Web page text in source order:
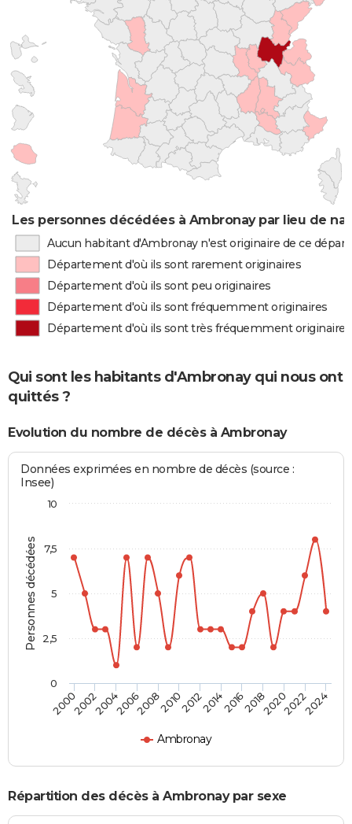
Les personnes décédées à Ambronay par lieu de
Aucun habitant d'Ambronay n'est originaire de ce
Département d'où ils sont rarement originaires
Département d'où ils sont peu originaires
Département d'où ils sont fréquemment originaires
Département d'où ils sont très fréquemment originaires
Qui sont les habitants d'Ambronay qui nous ont
quittés ?
Evolution du nombre de décès à Ambronay
Personnes décédées
Données exprimées en nombre de décès (source :
Insee)
Ambronay
2000200220042006200820102012201420162018202020222024
0
10
2,5
5
7,5
Répartition des décès à Ambronay par sexe